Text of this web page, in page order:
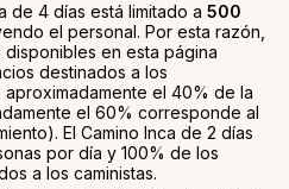
de 4 días está limitado a 500
el personal. Por esta razón,
en esta página
destinados a los
el 40% de la
el 60% corresponde al
El Camino Inca de 2 días
por día y 100% de los
a los caministas.